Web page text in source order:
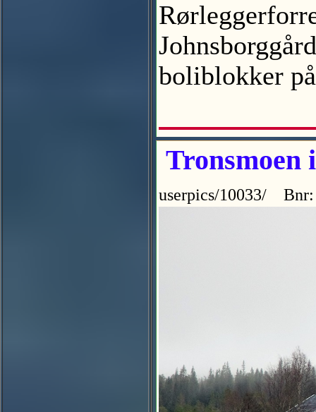
boliblokker
Tronsmoen
userpics/10033/ Bnr: